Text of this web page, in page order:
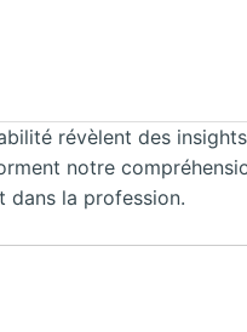
révèlent des
notre
dans la profession.